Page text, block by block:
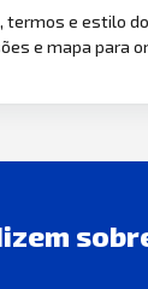
termos e estilo
e mapa para